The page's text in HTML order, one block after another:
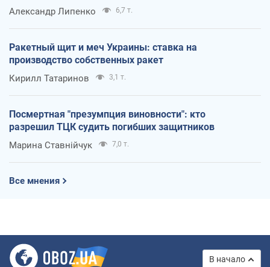
Александр Липенко 6,7 т.
Ракетный щит и меч Украины: ставка на
производство собственных ракет
Кирилл Татаринов 3,1 т.
Посмертная "презумпция виновности": кто
разрешил ТЦК судить погибших защитников
Марина Ставнійчук 7,0 т.
Все мнения
В начало